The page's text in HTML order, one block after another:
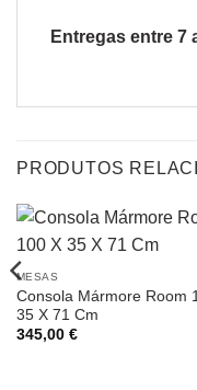
Entregas entre 7
PRODUTOS
MESAS
Consola Mármore Room
35 X 71 Cm
345,00 €